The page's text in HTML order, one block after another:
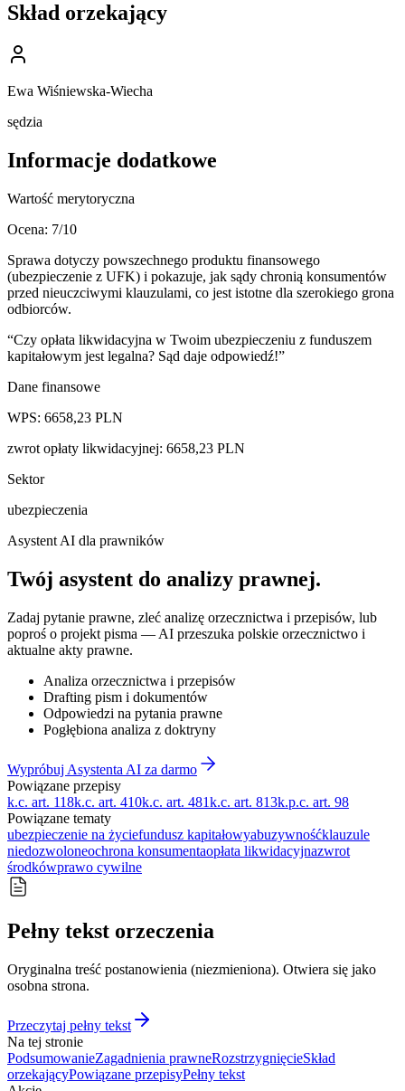
Skład orzekający
Ewa Wiśniewska-Wiecha
sędzia
Informacje dodatkowe
Wartość merytoryczna
Ocena: 7/10
Sprawa dotyczy powszechnego produktu finansowego
(ubezpieczenie z UFK) i pokazuje, jak sądy chronią konsumentów
przed nieuczciwymi klauzulami, co jest istotne dla szerokiego grona
odbiorców.
“Czy opłata likwidacyjna w Twoim ubezpieczeniu z funduszem
kapitałowym jest legalna? Sąd daje odpowiedź!”
Dane finansowe
WPS: 6658,23 PLN
zwrot opłaty likwidacyjnej: 6658,23 PLN
Sektor
ubezpieczenia
Asystent AI dla prawników
Twój asystent do analizy prawnej.
Zadaj pytanie prawne, zleć analizę orzecznictwa i przepisów, lub
poproś o projekt pisma — AI przeszuka polskie orzecznictwo i
aktualne akty prawne.
Analiza orzecznictwa i przepisów
Drafting pism i dokumentów
Odpowiedzi na pytania prawne
Pogłębiona analiza z doktryny
Wypróbuj Asystenta AI za darmo
Powiązane przepisy
k.c. art. 118k.c. art. 410k.c. art. 481k.c. art. 813k.p.c. art. 98
Powiązane tematy
ubezpieczenie na życiefundusz kapitałowyabuzywnośćklauzule
niedozwoloneochrona konsumentaopłata likwidacyjnazwrot
środkówprawo cywilne
Pełny tekst orzeczenia
Oryginalna treść postanowienia (niezmieniona). Otwiera się jako
osobna strona.
Przeczytaj pełny tekst
Na tej stronie
PodsumowanieZagadnienia prawneRozstrzygnięcieSkład
orzekającyPowiązane przepisyPełny tekst